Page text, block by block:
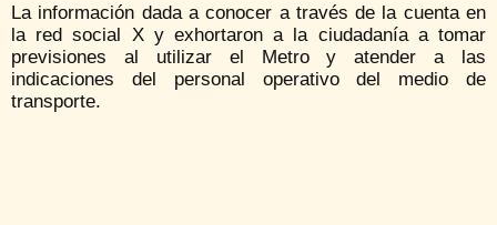
La información dada a conocer a través de la cuenta en
la red social X y exhortaron a la ciudadanía a tomar
previsiones al utilizar el Metro y atender a las
indicaciones del personal operativo del medio de
transporte.